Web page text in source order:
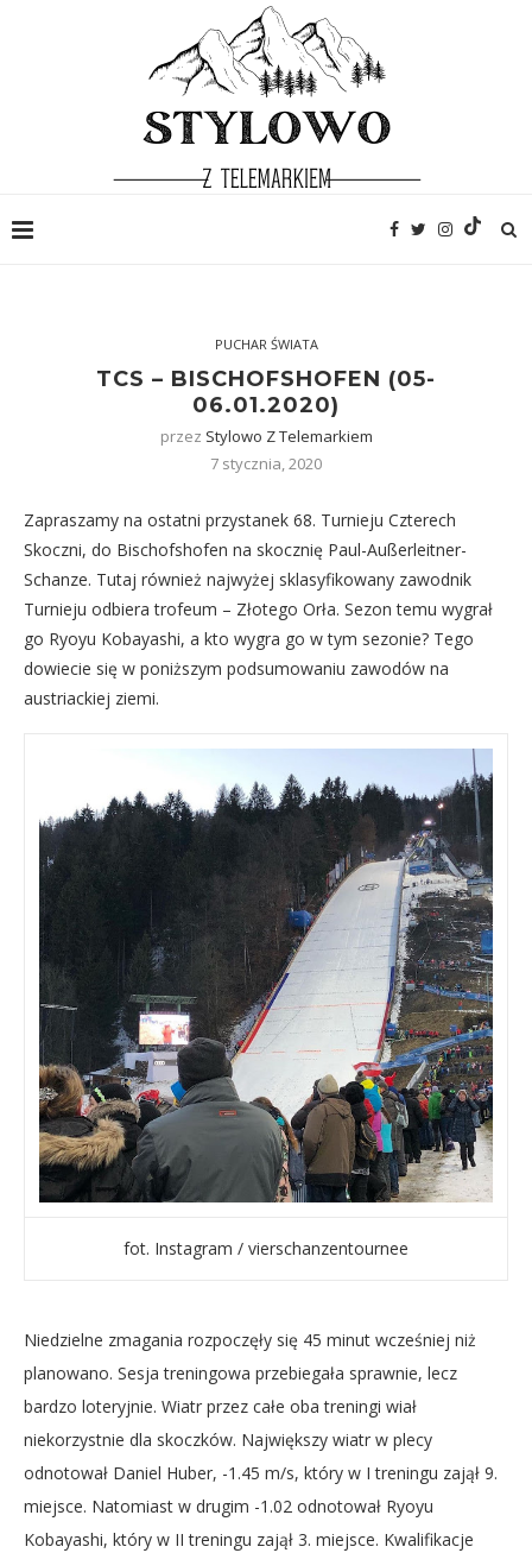
PUCHAR ŚWIATA
TCS – BISCHOFSHOFEN (05-
06.01.2020)
przez Stylowo Z Telemarkiem
7 stycznia, 2020
Zapraszamy na ostatni przystanek 68. Turnieju Czterech
Skoczni, do Bischofshofen na skocznię Paul-Außerleitner-
Schanze. Tutaj również najwyżej sklasyfikowany zawodnik
Turnieju odbiera trofeum – Złotego Orła. Sezon temu wygrał
go Ryoyu Kobayashi, a kto wygra go w tym sezonie? Tego
dowiecie się w poniższym podsumowaniu zawodów na
austriackiej ziemi.
fot. Instagram / vierschanzentournee
Niedzielne zmagania rozpoczęły się 45 minut wcześniej niż
planowano. Sesja treningowa przebiegała sprawnie, lecz
bardzo loteryjnie. Wiatr przez całe oba treningi wiał
niekorzystnie dla skoczków. Największy wiatr w plecy
odnotował Daniel Huber, -1.45 m/s, który w I treningu zajął 9.
miejsce. Natomiast w drugim -1.02 odnotował Ryoyu
Kobayashi, który w II treningu zajął 3. miejsce. Kwalifikacje